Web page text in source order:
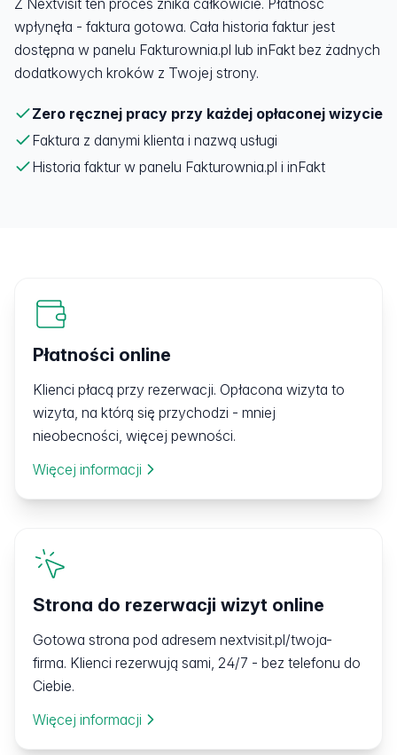
wpłynęła - faktura gotowa. Cała historia faktur jest
dostępna w panelu Fakturownia.pl lub inFakt bez żadnych
dodatkowych kroków z Twojej strony.
Zero ręcznej pracy przy każdej opłaconej wizycie
Faktura z danymi klienta i nazwą usługi
Historia faktur w panelu Fakturownia.pl i inFakt
Płatności online
Klienci płacą przy rezerwacji. Opłacona wizyta to
wizyta, na którą się przychodzi - mniej
nieobecności, więcej pewności.
Więcej informacji
Strona do rezerwacji wizyt online
Gotowa strona pod adresem nextvisit.pl/twoja-
firma. Klienci rezerwują sami, 24/7 - bez telefonu do
Ciebie.
Więcej informacji